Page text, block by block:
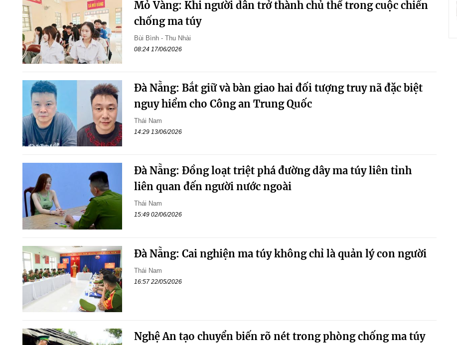
Mỏ Vàng: Khi người dân trở thành chủ thể trong cuộc chiến
chống ma túy
Bùi Bình - Thu Nhài
08:24 17/06/2026
Đà Nẵng: Bắt giữ và bàn giao hai đối tượng truy nã đặc biệt
nguy hiểm cho Công an Trung Quốc
Thái Nam
14:29 13/06/2026
Đà Nẵng: Đồng loạt triệt phá đường dây ma túy liên tỉnh
liên quan đến người nước ngoài
Thái Nam
15:49 02/06/2026
Đà Nẵng: Cai nghiện ma túy không chỉ là quản lý con người
Thái Nam
16:57 22/05/2026
Nghệ An tạo chuyển biến rõ nét trong phòng chống ma túy